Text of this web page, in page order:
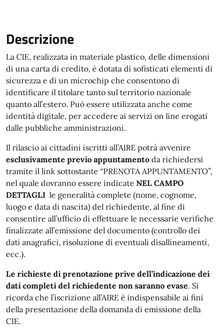
Descrizione
La CIE, realizzata in materiale plastico, delle dimensioni
di una carta di credito, è dotata di sofisticati elementi di
sicurezza e di un microchip che consentono di
identificare il titolare tanto sul territorio nazionale
quanto all’estero. Può essere utilizzata anche come
identità digitale, per accedere ai servizi on line erogati
dalle pubbliche amministrazioni.
Il rilascio ai cittadini iscritti all’AIRE potrà avvenire
esclusivamente previo appuntamento da richiedersi
tramite il link sottostante “PRENOTA APPUNTAMENTO”,
nel quale dovranno essere indicate NEL CAMPO
DETTAGLI le generalità complete (nome, cognome,
luogo e data di nascita) del richiedente, al fine di
consentire all’ufficio di effettuare le necessarie verifiche
finalizzate all’emissione del documento (controllo dei
dati anagrafici, risoluzione di eventuali disallineamenti,
ecc.).
Le richieste di prenotazione prive dell’indicazione dei
dati completi del richiedente non saranno evase. Si
ricorda che l’iscrizione all’AIRE è indispensabile ai fini
della presentazione della domanda di emissione della
CIE.